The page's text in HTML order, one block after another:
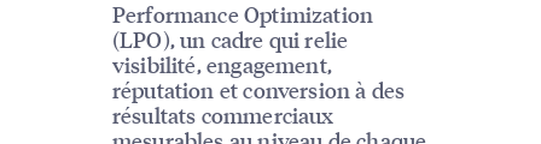
Performance Optimization
(LPO), un cadre qui relie
visibilité, engagement,
réputation et conversion à des
résultats commerciaux